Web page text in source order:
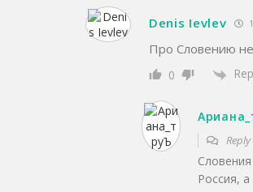
Denis Ievlev
Про Словению
0
Россия,